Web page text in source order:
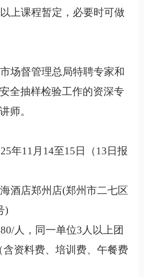
以上课程暂定，必要时可做
场督管理总局特聘专家和
全抽样检验工作的资深专
师。
年11月14至15日（13日报
酒店郑州店(郑州市二七区
)
人，同一单位3人以上团
含资料费、培训费、午餐费